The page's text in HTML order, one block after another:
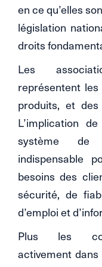
en ce qu’elles
législation
droits
Les
représentent
produits, et
L’implication
système de
indispensable
besoins des
sécurité, de
d’emploi et
Plus les
activement dans